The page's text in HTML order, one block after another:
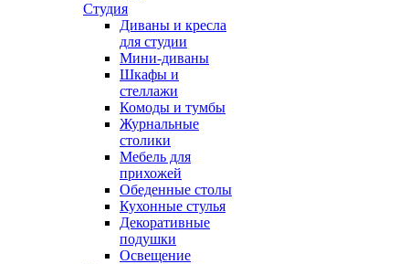
Студия
Диваны и кресла
для студии
Мини-диваны
Шкафы и
стеллажи
Комоды и тумбы
Журнальные
столики
Мебель для
прихожей
Обеденные столы
Кухонные стулья
Декоративные
подушки
Освещение